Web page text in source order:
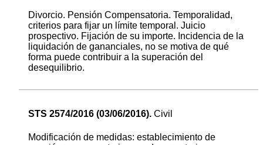
Divorcio. Pensión Compensatoria. Temporalidad,
criterios para fijar un límite temporal. Juicio
prospectivo. Fijación de su importe. Incidencia de la
liquidación de gananciales, no se motiva de qué
forma puede contribuir a la superación del
desequilibrio.
STS 2574/2016 (03/06/2016). Civil
Modificación de medidas: establecimiento de